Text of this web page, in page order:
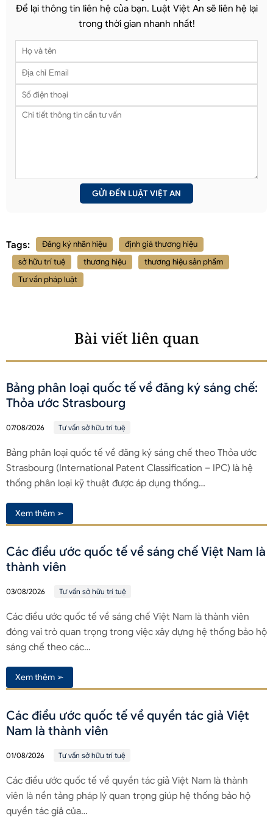
Để lại thông tin liên hệ của bạn. Luật Việt An sẽ liên hệ lại
trong thời gian nhanh nhất!
Tags: Đăng ký nhãn hiệu
định giá thương hiệu
sở hữu trí tuệ
thương hiệu
thương hiệu sản phẩm
Tư vấn pháp luật
Bài viết liên quan
Bảng phân loại quốc tế về đăng ký sáng chế:
Thỏa ước Strasbourg
07/08/2026 Tư vấn sở hữu trí tuệ
Bảng phân loại quốc tế về đăng ký sáng chế theo Thỏa ước
Strasbourg (International Patent Classification – IPC) là hệ
thống phân loại kỹ thuật được áp dụng thống…
Xem thêm ➢
Các điều ước quốc tế về sáng chế Việt Nam là
thành viên
03/08/2026 Tư vấn sở hữu trí tuệ
Các điều ước quốc tế về sáng chế Việt Nam là thành viên
đóng vai trò quan trọng trong việc xây dựng hệ thống bảo hộ
sáng chế theo các…
Xem thêm ➢
Các điều ước quốc tế về quyền tác giả Việt
Nam là thành viên
01/08/2026 Tư vấn sở hữu trí tuệ
Các điều ước quốc tế về quyền tác giả Việt Nam là thành
viên là nền tảng pháp lý quan trọng giúp hệ thống bảo hộ
quyền tác giả của…